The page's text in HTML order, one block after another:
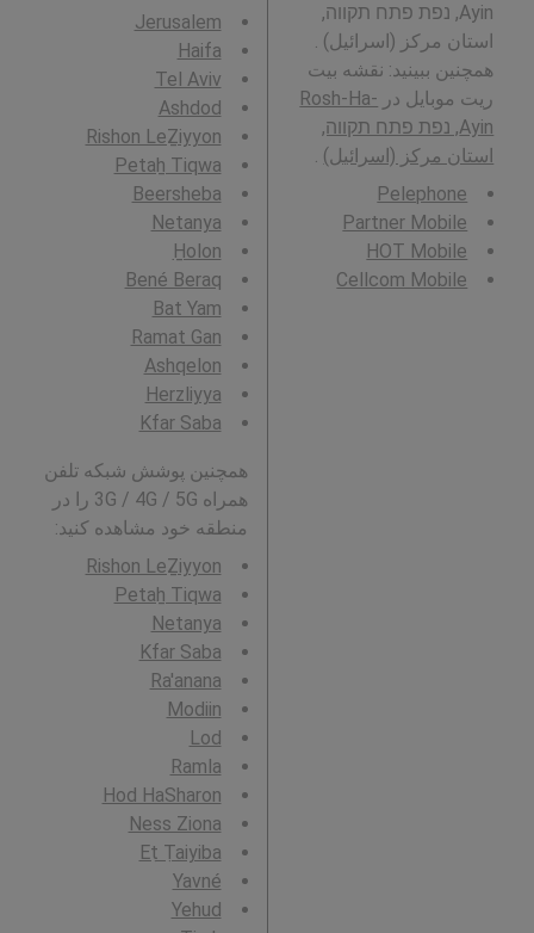
Ayin, נפת פתח תקווה,
استان مرکز (اسرائیل) .
همچنین ببینید: نقشه بیت
ریت موبایل در Rosh-Ha-
Ayin, נפת פתח תקווה,
استان مرکز (اسرائیل) .
Pelephone
Partner Mobile
HOT Mobile
Cellcom Mobile
Jerusalem
Haifa
Tel Aviv
Ashdod
Rishon LeẔiyyon
Petaẖ Tiqwa
Beersheba
Netanya
H̱olon
Bené Beraq
Bat Yam
Ramat Gan
Ashqelon
Herzliyya
Kfar Saba
همچنین پوشش شبکه تلفن
همراه 3G / 4G / 5G را در
منطقه خود مشاهده کنید:
Rishon LeẔiyyon
Petaẖ Tiqwa
Netanya
Kfar Saba
Ra'anana
Modiin
Lod
Ramla
Hod HaSharon
Ness Ziona
Eṭ Ṭaiyiba
Yavné
Yehud